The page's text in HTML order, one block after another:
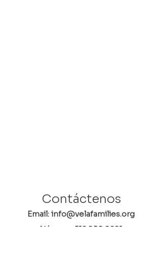
Contáctenos
Email: info@velafamilies.org
Número:
512.850.8281